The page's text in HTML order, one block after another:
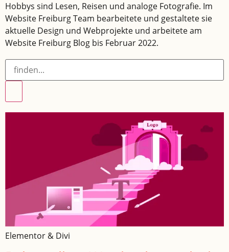
Hobbys sind Lesen, Reisen und analoge Fotografie. Im
Website Freiburg Team bearbeitete und gestaltete sie
aktuelle Design und Webprojekte und arbeitete am
Website Freiburg Blog bis Februar 2022.
Elementor & Divi